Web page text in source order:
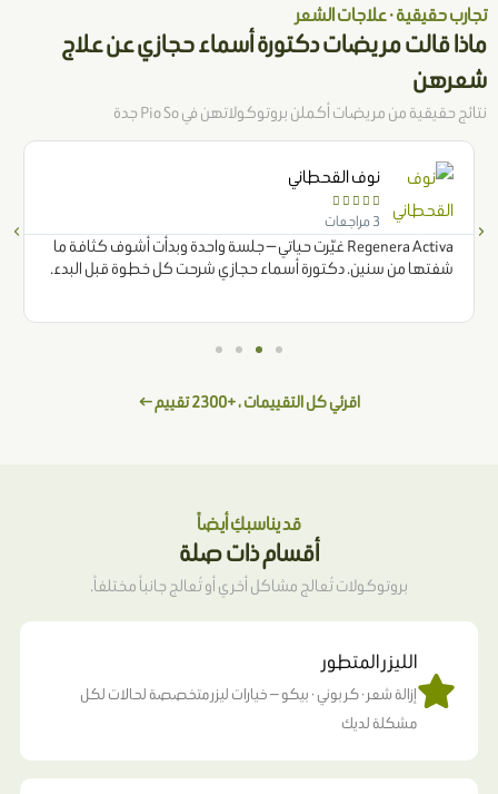
تجارب حقيقية · علاجات الشعر
ماذا قالت مريضات دكتورة أسماء حجازي عن علاج
شعرهن
نتائج حقيقية من مريضات أكملن بروتوكولاتهن في Pio So جدة
نوف القحطاني





3 مراجعات
Regenera Activa غيّرت حياتي — جلسة واحدة وبدأت أشوف كثافة ما
شفتها من سنين. دكتورة أسماء حجازي شرحت كل خطوة قبل البدء.
اقرئي كل التقييمات ، +2300 تقييم ←
قد يناسبكِ أيضاً
أقسام ذات صلة
بروتوكولات تُعالج مشاكل أخري أو تُعالج جانباً مختلفاً.
الليزر المتطور
إزالة شعر · كربوني · بيكو — خيارات ليزر متخصصة لحالات لكل
مشكلة لديك